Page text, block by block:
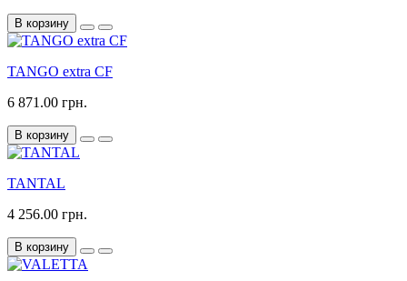
В корзину
TANGO extra CF
6 871.00 грн.
В корзину
TANTAL
4 256.00 грн.
В корзину